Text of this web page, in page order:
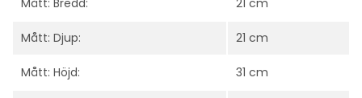
Mått: Bredd: 21 cm
Mått: Djup: 21 cm
Mått: Höjd: 31 cm